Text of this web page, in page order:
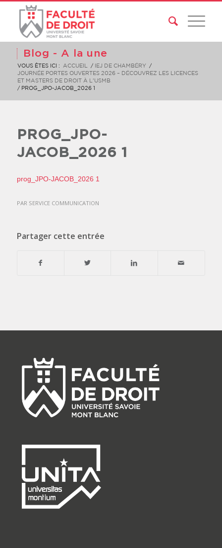
Blog - A la une
VOUS ÊTES ICI : ACCUEIL / IEJ DE CHAMBÉRY
/
JOURNÉE PORTES OUVERTES 2026 – DÉCOUVREZ LES LICENCES
ET MASTERS DE DROIT À L’USMB
/ PROG_JPO-JACOB_2026 1
PROG_JPO-
JACOB_2026 1
prog_JPO-JACOB_2026 1
PAR SERVICE COMMUNICATION
Partager cette entrée